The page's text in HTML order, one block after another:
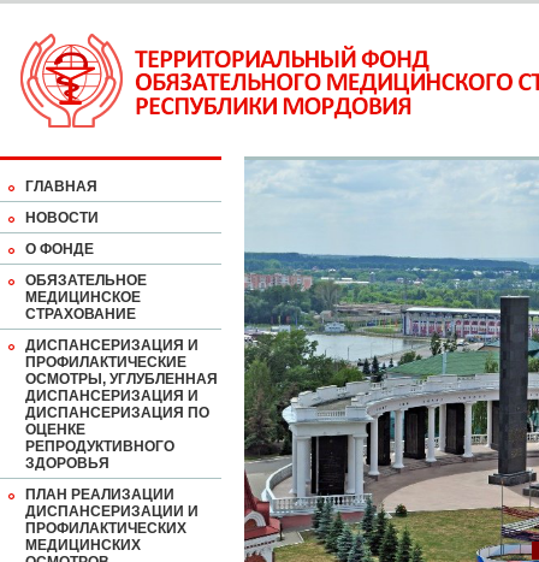
ГЛАВНАЯ
НОВОСТИ
О ФОНДЕ
ОБЯЗАТЕЛЬНОЕ
МЕДИЦИНСКОЕ
СТРАХОВАНИЕ
ДИСПАНСЕРИЗАЦИЯ И
ПРОФИЛАКТИЧЕСКИЕ
ОСМОТРЫ, УГЛУБЛЕННАЯ
ДИСПАНСЕРИЗАЦИЯ И
ДИСПАНСЕРИЗАЦИЯ ПО
ОЦЕНКЕ
РЕПРОДУКТИВНОГО
ЗДОРОВЬЯ
ПЛАН РЕАЛИЗАЦИИ
ДИСПАНСЕРИЗАЦИИ И
ПРОФИЛАКТИЧЕСКИХ
МЕДИЦИНСКИХ